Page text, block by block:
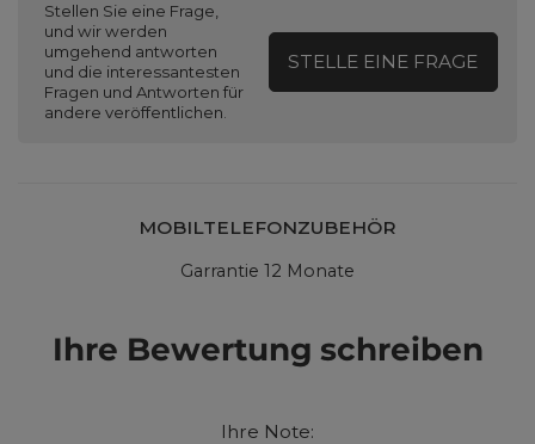
Stellen Sie eine Frage,
und wir werden
umgehend antworten
und die interessantesten
Fragen und Antworten für
andere veröffentlichen.
STELLE EINE FRAGE
MOBILTELEFONZUBEHÖR
Garrantie 12 Monate
Ihre Bewertung schreiben
Ihre Note: